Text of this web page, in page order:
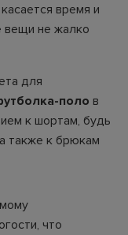
время и
вещи не жалко
для
поло в
к шортам, будь
также к брюкам
что